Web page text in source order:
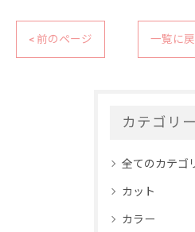
< 前のページ 一覧に
カテゴリー
全てのカテゴ
カット
カラー